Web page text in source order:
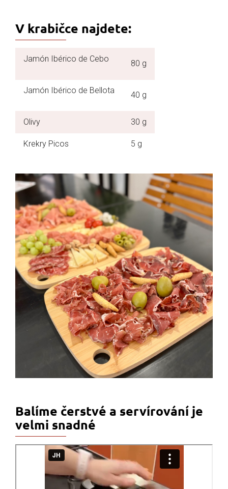
V krabičce najdete:
Jamón Ibérico de Cebo 80 g
Jamón Ibérico de Bellota 40 g
Olivy 30 g
Krekry Picos 5 g
Balíme čerstvé a servírování je
velmi snadné